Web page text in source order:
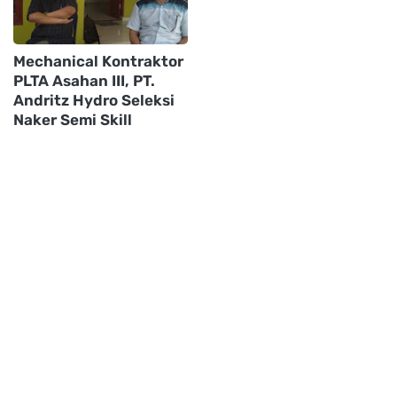
Mechanical Kontraktor
PLTA Asahan III, PT.
Andritz Hydro Seleksi
Naker Semi Skill